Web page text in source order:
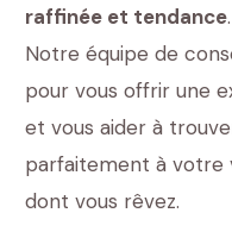
raffinée et tendance.
Notre équipe de
pour vous offrir une
et vous aider à
parfaitement à votre
dont vous rêvez.